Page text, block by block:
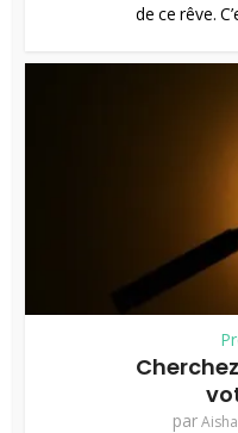
de ce rêve.
parAisha